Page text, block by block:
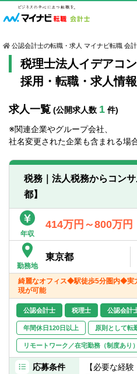
女性
個別
転職
非公
公認会計士の転職・求人 マイナビ転職 会
税理士法人イデアコ
採用・転職・求人情報
求人一覧 (公開求人数 1 件)
※関連企業やグループ会社、
社名変更された企業も含まれる場
税務｜法人税務からコン
都】
年収
414万円～800万円
勤務地
東京都
綺麗なオフィス◆駅徒歩5分圏内◆実
現が可能
公認会計士 税理士 公認会計
年間休日120日以上 原則として転
リモートワーク／在宅勤務（制度あり）
応募条件
【必要な経験